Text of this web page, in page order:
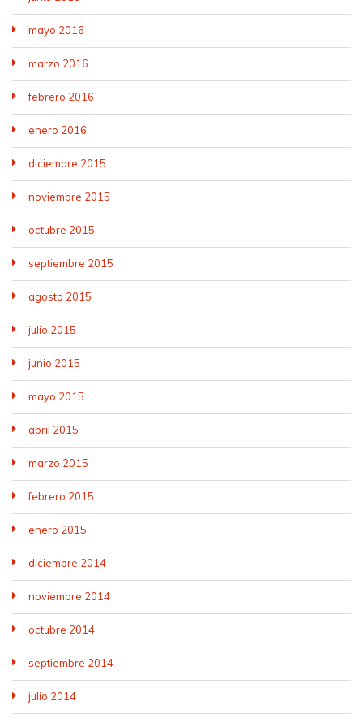
mayo 2016
marzo 2016
febrero 2016
enero 2016
diciembre 2015
noviembre 2015
octubre 2015
septiembre 2015
agosto 2015
julio 2015
junio 2015
mayo 2015
abril 2015
marzo 2015
febrero 2015
enero 2015
diciembre 2014
noviembre 2014
octubre 2014
septiembre 2014
julio 2014